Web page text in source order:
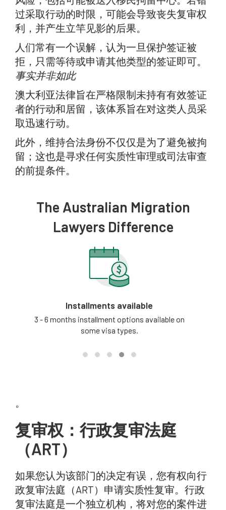
过采取行动的时限，可能会导致丧失复审权
利，并产生立竿见影的后果。
人们常有一个误解，认为一旦保护签证被
拒，只需等待或申请其他类型的签证即可。
事实并非如此
澳大利亚法律旨在严格限制未持有有效签证
者的行动和居留，该体系旨在对这类人员采
取迅速行动。
此外，维持合法身份不仅仅是为了避免被拘
留；这也是寻求任何实质性审理或司法审查
的前提条件。
The Australian Migration
Lawyers Difference
Installments available
3 - 6 months installment options available on
some visa types.
。
复审权：行政复审法庭
（ART）
如果您认为该部门的决定有误，您有权向行
政复审法庭（ART）申请实质性复审。行政
复审法庭是一个独立机构，将对您的案件进